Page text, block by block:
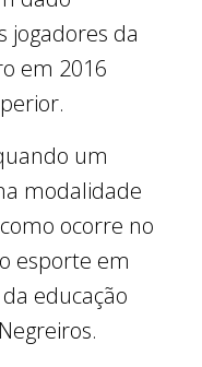
jogadores da
em 2016
um
modalidade
ocorre no
esporte em
educação